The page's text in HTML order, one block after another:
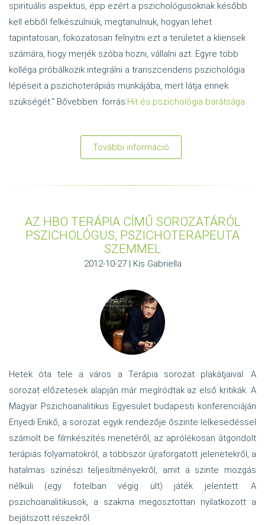
spirituális aspektus, épp ezért a pszichológusoknak később
kell ebből felkészülniük, megtanulniuk, hogyan lehet
tapintatosan, fokozatosan felnyitni ezt a területet a kliensek
számára, hogy merjék szóba hozni, vállalni azt. Egyre több
kolléga próbálkozik integrálni a transzcendens pszichológia
lépéseit a pszichoterápiás munkájába, mert látja ennek
szükségét." Bővebben: forrás:Hit és pszichológia barátsága
További információ
pszichológia?
AZ HBO TERÁPIA CÍMŰ SOROZATÁRÓL
PSZICHOLÓGUS, PSZICHOTERAPEUTA
SZEMMEL
2012-10-27 | Kis Gabriella
Hetek óta tele a város a Terápia sorozat plakátjaival. A
sorozat előzetesek alapján már megíródtak az első kritikák. A
Magyar Pszichoanalitikus Egyesület budapesti konferenciáján
Enyedi Enikő, a sorozat egyik rendezője őszinte lelkesedéssel
számolt be filmkészítés menetéről, az aprólékosan átgondolt
terápiás folyamatokról, a többször újraforgatott jelenetekről, a
hatalmas színészi teljesítményekről, amit a szinte mozgás
nélküli (egy fotelban végig ült) játék jelentett. A
pszichoanalitikusok, a szakma megosztottan nyilatkozott a
bejátszott részekről.